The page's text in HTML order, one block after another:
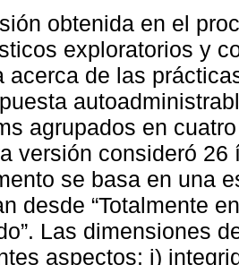
obtenida en el
exploratorios y
acerca de las
agrupados en
versión consideró
se basa en una
desde “Totalmente
Las dimensiones
aspectos: i)